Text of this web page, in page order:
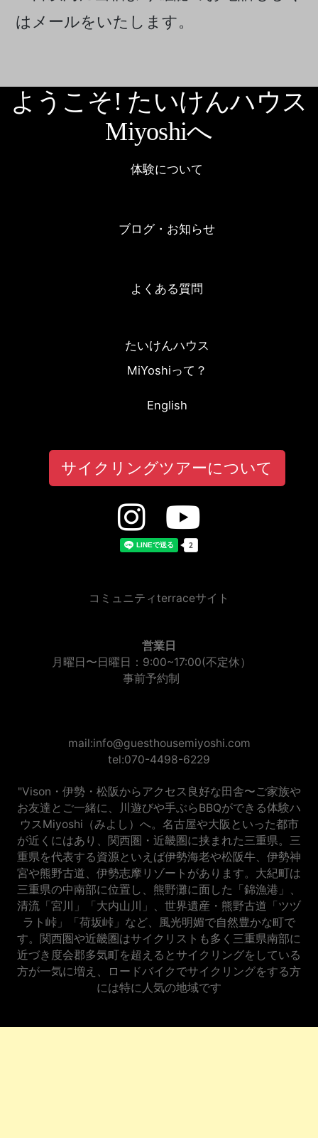
はメールをいたします。
ようこそ! たいけんハウス
Miyoshiへ
体験について
ブログ・お知らせ
よくある質問
たいけんハウス
MiYoshiって？
English
サイクリングツアーについて
コミュニティterraceサイト
営業日
月曜日〜日曜日：9:00~17:00(不定休）
事前予約制
mail:info@guesthousemiyoshi.com
tel:070-4498-6229
"Vison・伊勢・松阪からアクセス良好な田舎〜ご家族や
お友達とご一緒に、川遊びや手ぶらBBQができる体験ハ
ウスMiyoshi（みよし）へ。名古屋や大阪といった都市
が近くにはあり、関西圏・近畿圏に挟まれた三重県。三
重県を代表する資源といえば伊勢海老や松阪牛、伊勢神
宮や熊野古道、伊勢志摩リゾートがあります。大紀町は
三重県の中南部に位置し、熊野灘に面した「錦漁港」、
清流「宮川」「大内山川」、世界遺産・熊野古道「ツヅ
ラト峠」「荷坂峠」など、風光明媚で自然豊かな町で
す。関西圏や近畿圏はサイクリストも多く三重県南部に
近づき度会郡多気町を超えるとサイクリングをしている
方が一気に増え、ロードバイクでサイクリングをする方
には特に人気の地域です